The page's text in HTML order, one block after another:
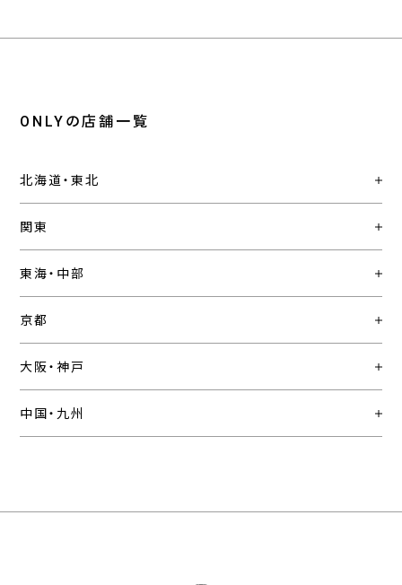
ONLYの店舗一覧
北海道・東北
関東
東海・中部
京都
大阪・神戸
中国・九州